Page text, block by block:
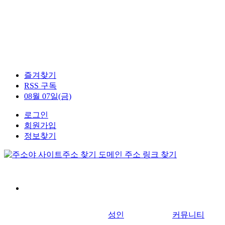
즐겨찾기
RSS 구독
08월 07일(금)
로그인
회원가입
정보찾기
성인 커뮤니티